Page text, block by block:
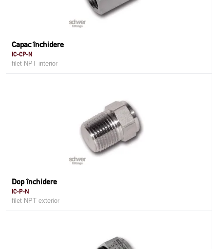
Capac închidere
IC-CP-N
filet NPT interior
Dop închidere
IC-P-N
filet NPT exterior